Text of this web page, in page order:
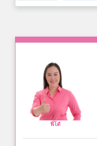
พี่โต๋